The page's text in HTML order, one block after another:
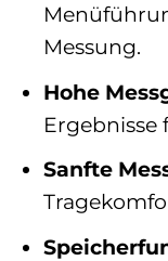
Messung.
Hohe
Ergebnisse
Sanfte